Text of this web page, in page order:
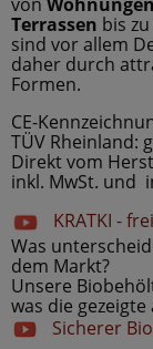
Terrassen bis zu
sind vor allem
daher durch
Formen.
CE-
TÜV Rheinland:
Direkt vom
inkl. MwSt. und
KRATKI -
Was
dem Markt?
Unsere
was die
Sicherer